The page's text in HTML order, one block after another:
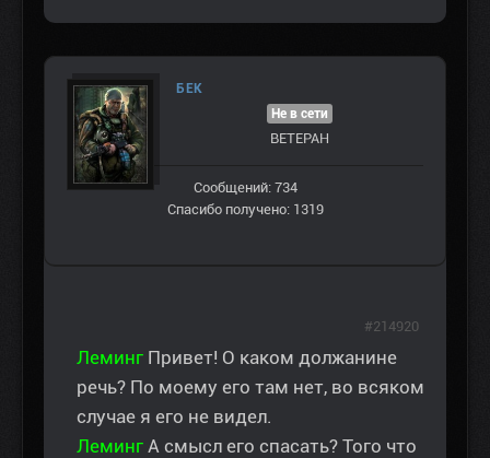
БЕК
Не в сети
ВЕТЕРАН
Сообщений: 734
Спасибо получено: 1319
Леминг Привет! О каком должанине
речь? По моему его там нет, во всяком
случае я его не видел.
Леминг А смысл его спасать? Того что
#214920